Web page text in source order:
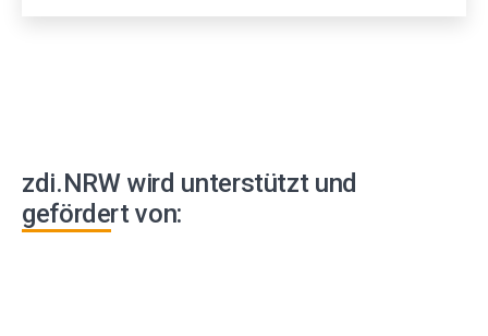
zdi.NRW wird unterstützt und
gefördert von: